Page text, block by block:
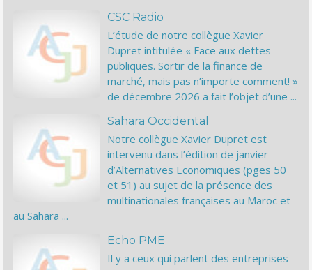
CSC Radio
L’étude de notre collègue Xavier
Dupret intitulée « Face aux dettes
publiques. Sortir de la finance de
marché, mais pas n’importe comment! »
de décembre 2026 a fait l’objet d’une ...
Sahara Occidental
Notre collègue Xavier Dupret est
intervenu dans l’édition de janvier
d’Alternatives Economiques (pges 50
et 51) au sujet de la présence des
multinationales françaises au Maroc et
au Sahara ...
Echo PME
Il y a ceux qui parlent des entreprises